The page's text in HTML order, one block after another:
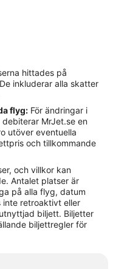
hittades på
inkluderar alla skatter
flyg: För ändringar i
MrJet.se en
utöver eventuella
och tillkommande
och villkor kan
Antalet platser är
på alla flyg, datum
inte retroaktivt eller
biljett. Biljetter
biljettregler för